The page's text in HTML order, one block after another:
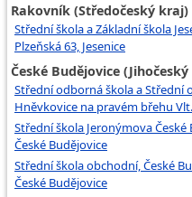
Rakovník (Středočeský kraj)
Střední škola a Základní škola
Plzeňská 63, Jesenice
České Budějovice
Střední odborná škola a Střední
Hněvkovice na pravém břehu
Střední škola Jeronýmova České
České Budějovice
Střední škola obchodní, České
České Budějovice